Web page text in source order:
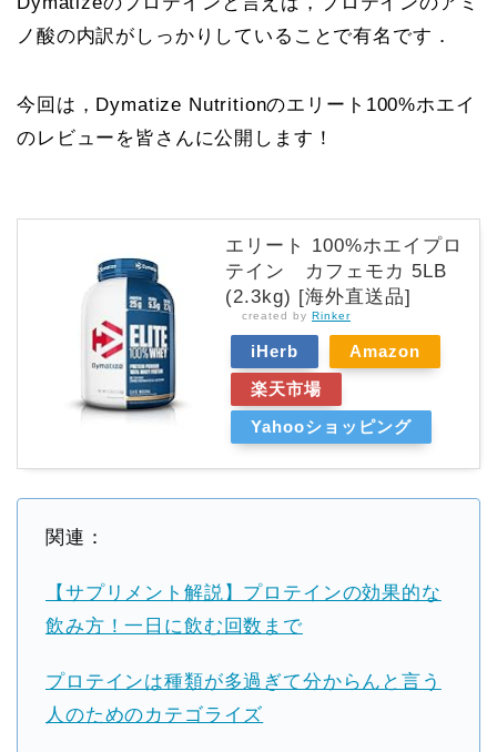
ノ酸の内訳がしっかりしていることで有名です．
今回は，Dymatize Nutritionのエリート100%ホエイ
のレビューを皆さんに公開します！
エリート 100%ホエイプロ
テイン カフェモカ 5LB
(2.3kg) [海外直送品]
created by Rinker
iHerb
Amazon
楽天市場
Yahooショッピング
関連：
【サプリメント解説】プロテインの効果的な
飲み方！一日に飲む回数まで
プロテインは種類が多過ぎて分からんと言う
人のためのカテゴライズ